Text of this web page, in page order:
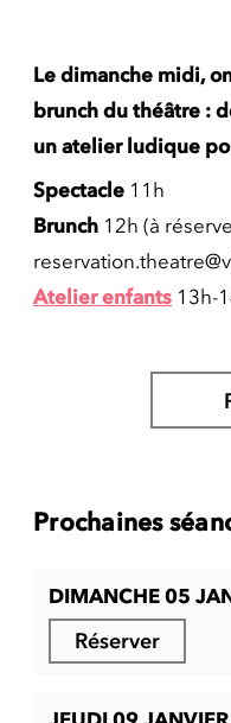
Le dimanche midi,
brunch du théâtre :
un atelier ludique
Spectacle 11h
Brunch 12h (à
Atelier enfants 13h-
Prochaines
DIMANCHE 05
Réserver